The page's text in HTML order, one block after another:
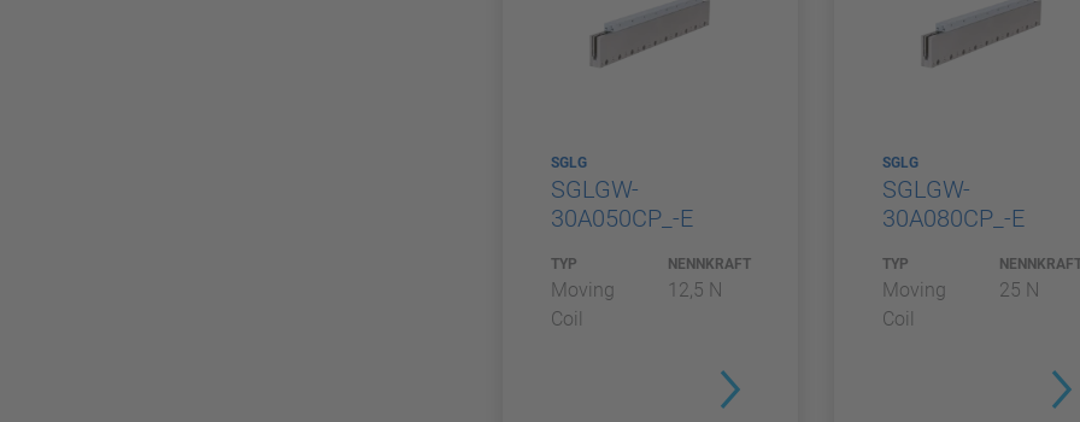
SGLG
SGLGW-
30A050CP_-E
TYP
Moving
Coil
NENNKRAFT
12,5 N
SGLG
SGLGW-
30A080CP_-E
TYP
Moving
Coil
25 N